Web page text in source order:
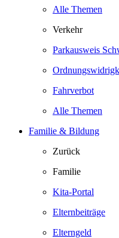
Alle Themen
Verkehr
Parkausweis
Fahrverbot
Alle Themen
Familie & Bildung
Zurück
Familie
Kita-Portal
Elternbeiträge
Elterngeld